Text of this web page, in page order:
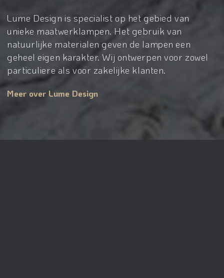
Lume Design is specialist op het gebied van
unieke maatwerklampen. Het gebruik van
natuurlijke materialen geven de lampen een
geheel eigen karakter. Wij ontwerpen voor zowel
particuliere als voor zakelijke klanten.
Meer over Lume Design